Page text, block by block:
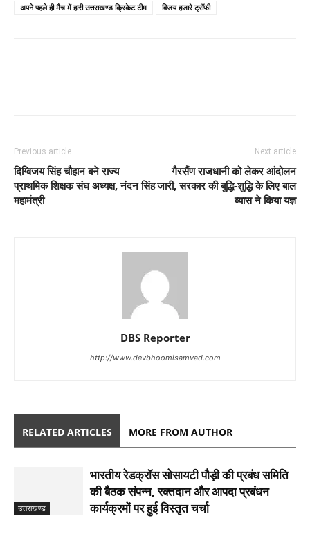
अपने पहले ही मैच में हारी उत्तराखण्ड क्रिकेट टीम
विजय हजारे ट्रॉफी
Previous article
दिग्विजय सिंह चौहान बने राज्य
प्राथमिक शिक्षक संघ अध्यक्ष, नंदन सिंह
महामंत्री
Next article
गैरसैंण राजधानी को लेकर आंदोलन
जारी, सरकार की बुद्धि-शुद्धि के लिए बाल
व्यास ने किया यज्ञ
DBS Reporter
http://www.devbhoomisamvad.com
RELATED ARTICLES MORE FROM AUTHOR
उत्तराखण्ड
भारतीय रेडक्रॉस सोसायटी पौड़ी की प्रबंध समिति
की बैठक संपन्न, रक्तदान और आपदा प्रबंधन
कार्यक्रमों पर हुई विस्तृत चर्चा